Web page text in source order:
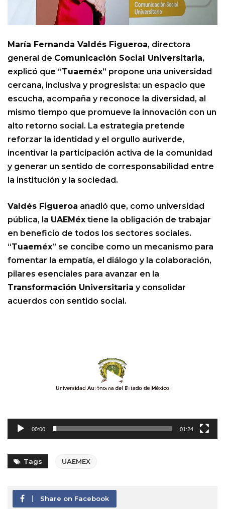
María Fernanda Valdés Figueroa, directora
general de Comunicación Social Universitaria,
explicó que “Tuaeméx” propone una universidad
cercana, inclusiva y progresista: un espacio que
escucha, acompaña y reconoce la diversidad, al
mismo tiempo que promueve la innovación con un
alto retorno social. La estrategia pretende
reforzar la identidad y el orgullo auriverde,
incentivar la participación activa de la comunidad
y generar un sentido de corresponsabilidad entre
la institución y la sociedad.
Valdés Figueroa añadió que, como universidad
pública, la UAEMéx tiene la obligación de trabajar
en beneficio de todos los sectores sociales.
“Tuaeméx” se concibe como un mecanismo para
fomentar la empatía, el diálogo y la colaboración,
pilares esenciales para avanzar en la
Transformación Universitaria y consolidar
acuerdos con sentido social.
00:00 01:24
Tags UAEMEX
Share on Facebook